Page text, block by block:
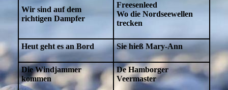
Wir sind auf dem
richtigen Dampfer
Freesenleed
Wo die Nordseewellen
trecken
Heut geht es an Bord Sie hieß Mary-Ann
Die Windjammer
kommen
De Hamborger
Veermaster